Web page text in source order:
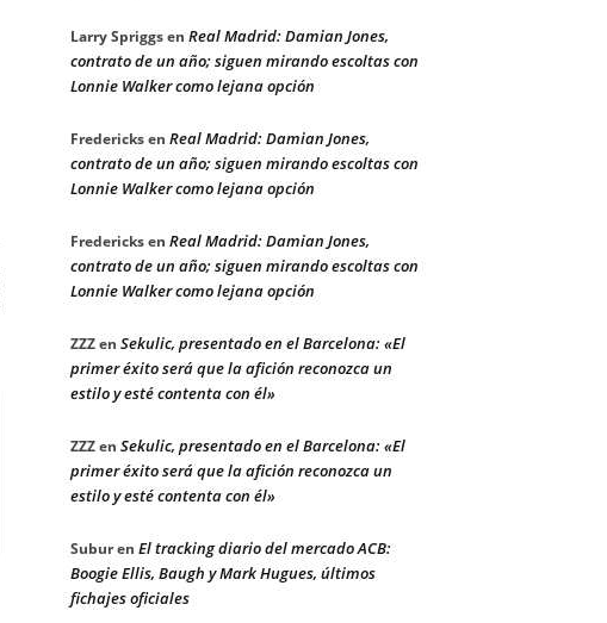
Larry Spriggsen Real Madrid: Damian Jones,
contrato de un año; siguen mirando escoltas con
Lonnie Walker como lejana opción
Fredericksen Real Madrid: Damian Jones,
contrato de un año; siguen mirando escoltas con
Lonnie Walker como lejana opción
Fredericksen Real Madrid: Damian Jones,
contrato de un año; siguen mirando escoltas con
Lonnie Walker como lejana opción
ZZZen Sekulic, presentado en el Barcelona: «El
primer éxito será que la afición reconozca un
estilo y esté contenta con él»
ZZZen Sekulic, presentado en el Barcelona: «El
primer éxito será que la afición reconozca un
estilo y esté contenta con él»
Suburen El tracking diario del mercado ACB:
Boogie Ellis, Baugh y Mark Hugues, últimos
fichajes oficiales